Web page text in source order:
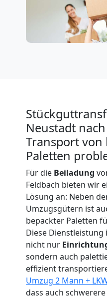
Neustadt
Transport von
Paletten
Für die Beiladung
Feldbach bieten wir
Lösung an: Neben
Umzugsgütern ist
bepackter Paletten
Diese
nicht nur
sondern auch
effizient
Umzug 2 Mann +
dass auch
Neustadt
Neustadt
Umzug
für
Senioren
Wiener